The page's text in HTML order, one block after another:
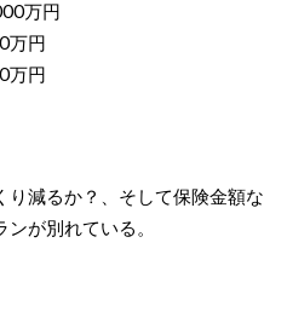
万円
万円
万円
り減るか？、そして保険金額な
が別れている。